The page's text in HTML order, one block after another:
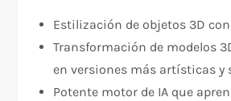
Estilización de objetos 3D
Transformación de modelos
en versiones más artísticas y
Potente motor de IA que